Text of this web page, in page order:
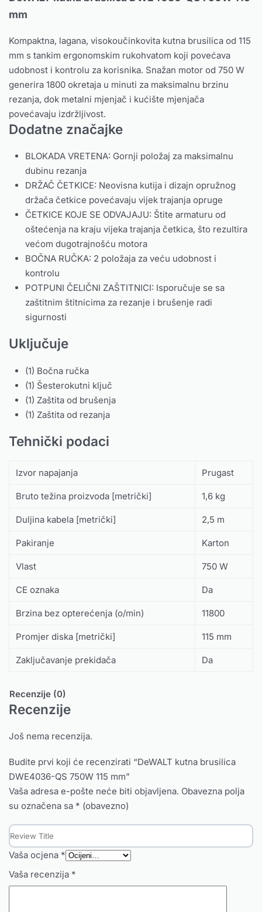
mm
Kompaktna, lagana, visokoučinkovita kutna brusilica od 115
mm s tankim ergonomskim rukohvatom koji povećava
udobnost i kontrolu za korisnika. Snažan motor od 750 W
generira 1800 okretaja u minuti za maksimalnu brzinu
rezanja, dok metalni mjenjač i kućište mjenjača
povećavaju izdržljivost.
Dodatne značajke
BLOKADA VRETENA: Gornji položaj za maksimalnu
dubinu rezanja
DRŽAČ ČETKICE: Neovisna kutija i dizajn opružnog
držača četkice povećavaju vijek trajanja opruge
ČETKICE KOJE SE ODVAJAJU: Štite armaturu od
oštećenja na kraju vijeka trajanja četkica, što rezultira
većom dugotrajnošću motora
BOČNA RUČKA: 2 položaja za veću udobnost i
kontrolu
POTPUNI ČELIČNI ZAŠTITNICI: Isporučuje se sa
zaštitnim štitnicima za rezanje i brušenje radi
sigurnosti
Uključuje
(1) Bočna ručka
(1) Šesterokutni ključ
(1) Zaštita od brušenja
(1) Zaštita od rezanja
Tehnički podaci
Izvor napajanja Prugast
Bruto težina proizvoda [metrički] 1,6 kg
Duljina kabela [metrički] 2,5 m
Pakiranje Karton
Vlast 750 W
CE oznaka Da
Brzina bez opterećenja (o/min) 11800
Promjer diska [metrički] 115 mm
Zaključavanje prekidača Da
Recenzije (0)
Recenzije
Još nema recenzija.
Budite prvi koji će recenzirati “DeWALT kutna brusilica
DWE4036-QS 750W 115 mm”
Vaša adresa e-pošte neće biti objavljena. Obavezna polja
su označena sa * (obavezno)
Vaša ocjena *
Vaša recenzija *